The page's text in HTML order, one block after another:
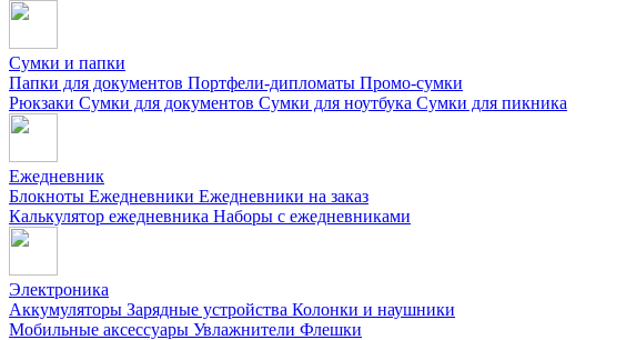
Сумки и папки
Папки для документов Портфели-дипломаты Промо-сумки
Рюкзаки Сумки для документов Сумки для ноутбука Сумки для пикника
Ежедневник
Блокноты Ежедневники Ежедневники на заказ
Калькулятор ежедневника Наборы с ежедневниками
Электроника
Аккумуляторы Зарядные устройства Колонки и наушники
Мобильные аксессуары Увлажнители Флешки